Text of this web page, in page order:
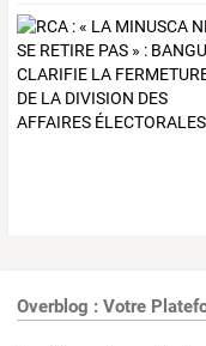
Overblog : Votre